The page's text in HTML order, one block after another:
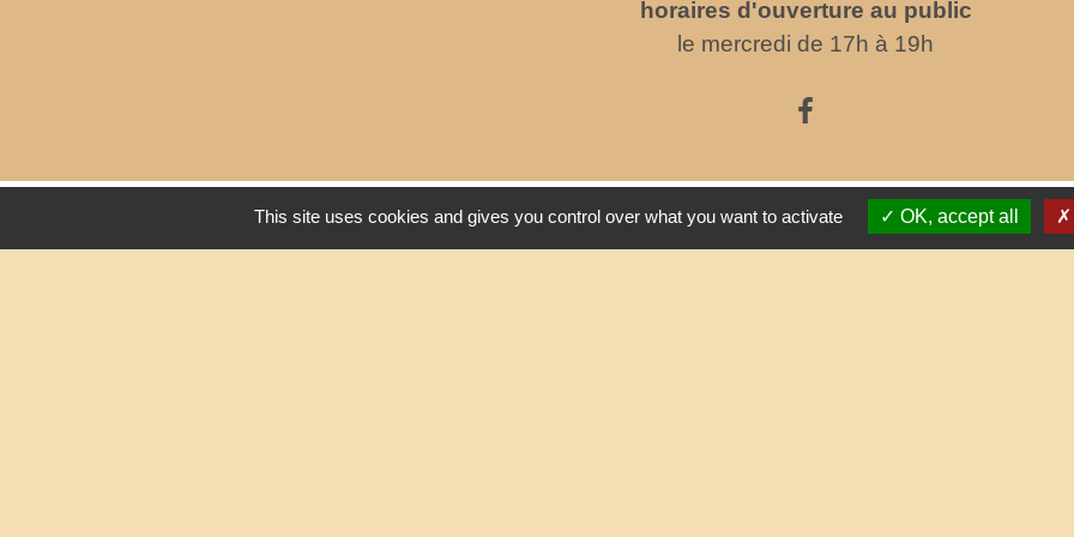
horaires d'ouverture au public
le mercredi de 17h à 19h
Liens
This site uses cookies and gives you control over what you want to activate OK, accept all